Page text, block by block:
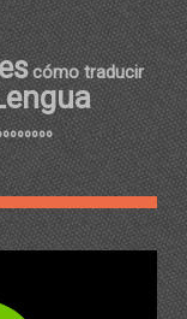
cómo traducir